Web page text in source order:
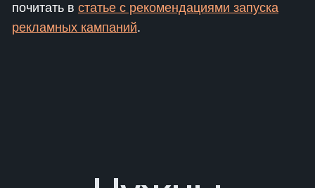
почитать в статье с рекомендациями запуска
рекламных кампаний.